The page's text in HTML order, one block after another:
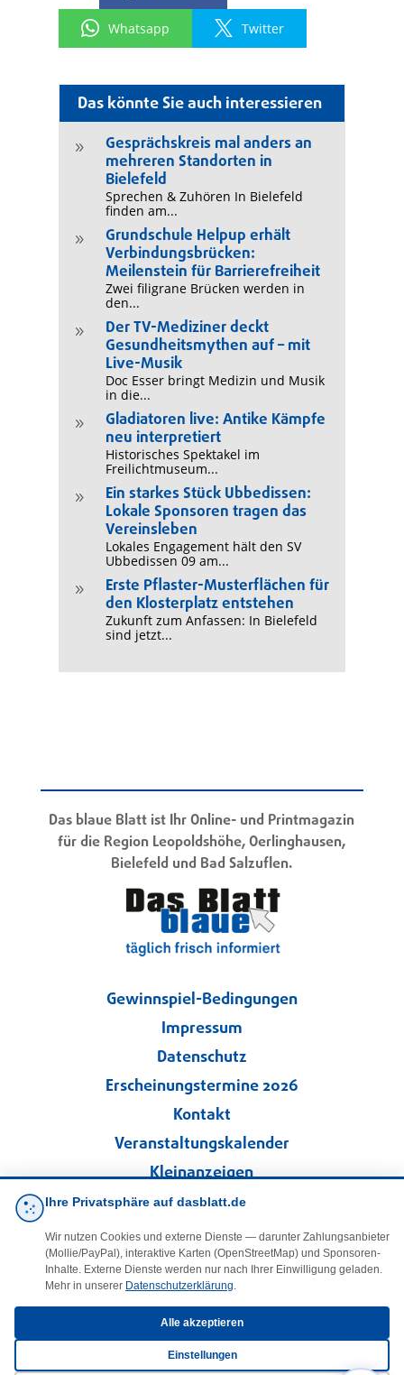
Das könnte Sie auch interessieren
9
Gesprächskreis mal anders an
mehreren Standorten in
Bielefeld
Sprechen & Zuhören In Bielefeld
finden am...
9
Grundschule Helpup erhält
Verbindungsbrücken:
Meilenstein für Barrierefreiheit
Zwei filigrane Brücken werden in
den...
9
Der TV-Mediziner deckt
Gesundheitsmythen auf – mit
Live-Musik
Doc Esser bringt Medizin und Musik
in die...
9
Gladiatoren live: Antike Kämpfe
neu interpretiert
Historisches Spektakel im
Freilichtmuseum...
9
Ein starkes Stück Ubbedissen:
Lokale Sponsoren tragen das
Vereinsleben
Lokales Engagement hält den SV
Ubbedissen 09 am...
9
Erste Pflaster-Musterflächen für
den Klosterplatz entstehen
Zukunft zum Anfassen: In Bielefeld
sind jetzt...
Whatsapp Twitter
Das blaue Blatt ist Ihr Online- und Printmagazin
für die Region Leopoldshöhe, Oerlinghausen,
Bielefeld und Bad Salzuflen.
Gewinnspiel-Bedingungen
Impressum
Datenschutz
Erscheinungstermine 2026
Kontakt
Veranstaltungskalender
Kleinanzeigen
Folgen Sie uns!
facebook
E-Mail
Ihre Privatsphäre auf dasblatt.de
Wir nutzen Cookies und externe Dienste — darunter Zahlungsanbieter
(Mollie/PayPal), interaktive Karten (OpenStreetMap) und Sponsoren-
Inhalte. Externe Dienste werden nur nach Ihrer Einwilligung geladen.
Mehr in unserer Datenschutzerklärung.
Alle akzeptieren
Einstellungen